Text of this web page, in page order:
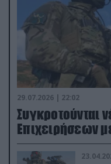
29.07.2026 | 22:02
Συγκροτούνται
Επιχειρήσεων